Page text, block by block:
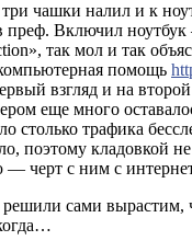
чашки налил и к
Включил
так мол и так
помощь
взгляд и на
еще много
столько трафика
поэтому кладовкой
черт с ним с
сами